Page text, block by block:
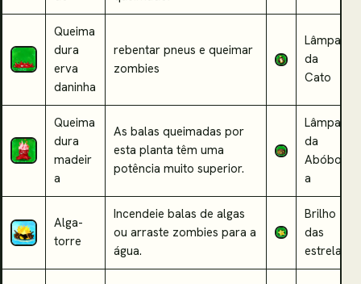
Queima
dura
erva
daninha
rebentar pneus e queimar
zombies
Lâmpa
da
Cato
Queima
dura
madeir
a
As balas queimadas por
esta planta têm uma
potência muito superior.
Lâmpa
da
Abóbor
a
Alga-
torre
Incendeie balas de algas
ou arraste zombies para a
água.
Brilho
das
estrelas